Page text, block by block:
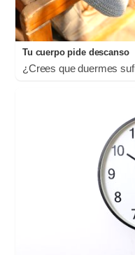
Tu cuerpo pide descanso
¿Crees que duermes